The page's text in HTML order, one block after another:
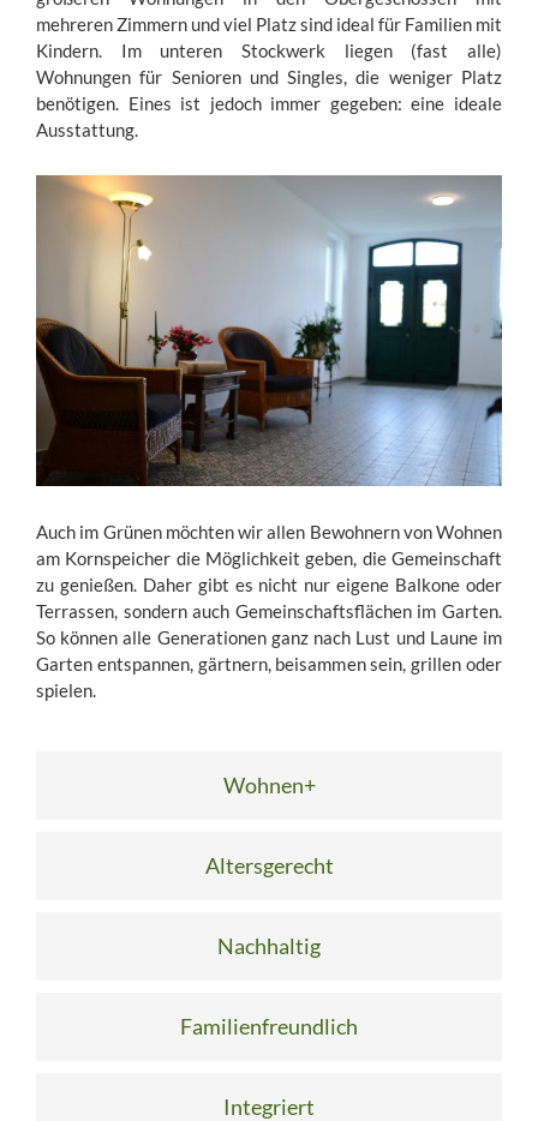
mehreren Zimmern und viel Platz sind ideal für Familien mit
Kindern. Im unteren Stockwerk liegen (fast alle)
Wohnungen für Senioren und Singles, die weniger Platz
benötigen. Eines ist jedoch immer gegeben: eine ideale
Ausstattung.
Auch im Grünen möchten wir allen Bewohnern von Wohnen
am Kornspeicher die Möglichkeit geben, die Gemeinschaft
zu genießen. Daher gibt es nicht nur eigene Balkone oder
Terrassen, sondern auch Gemeinschaftsflächen im Garten.
So können alle Generationen ganz nach Lust und Laune im
Garten entspannen, gärtnern, beisammen sein, grillen oder
spielen.
Wohnen+
Altersgerecht
Nachhaltig
Familienfreundlich
Integriert